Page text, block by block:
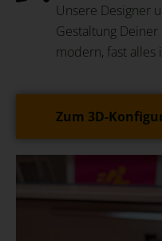
Unsere Designer
Gestaltung
modern, fast alles
Zum 3D-